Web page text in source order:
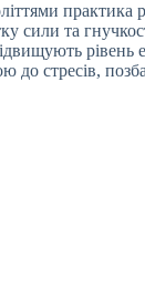
практика
сили та
рівень
до стресів,